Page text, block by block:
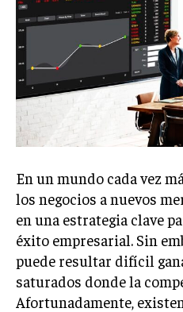
SUBSCRIBE
Welcome to Liberty Case
We have a curated list of the
across the globe. With any
to exclusive articlesthat let
NEWS LIFESTYLE
En un mundo cada vez
los negocios a nuevos
en una estrategia clave
éxito empresarial. Sin
puede resultar difícil
saturados donde la
Afortunadamente,